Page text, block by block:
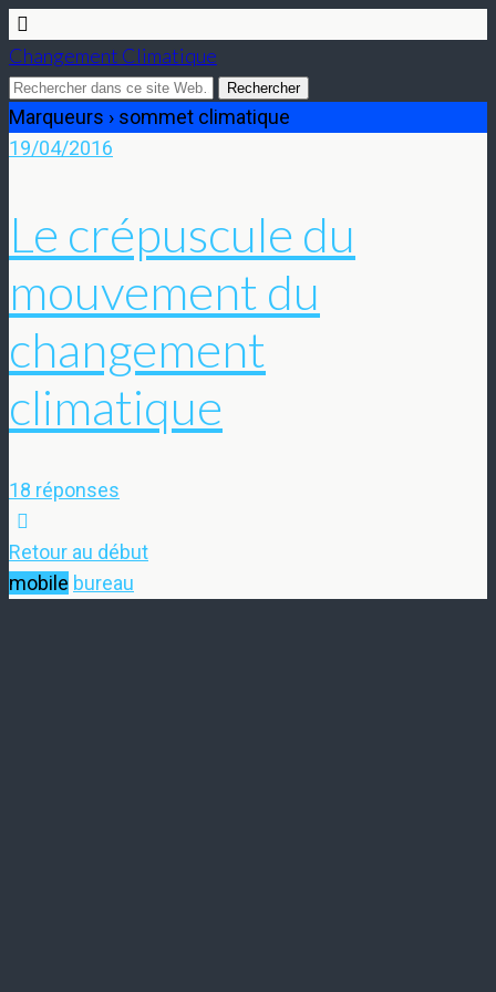
Changement Climatique
Marqueurs › sommet climatique
19/04/2016
Le crépuscule du
mouvement du
changement
climatique
18 réponses
Retour au début
mobile bureau